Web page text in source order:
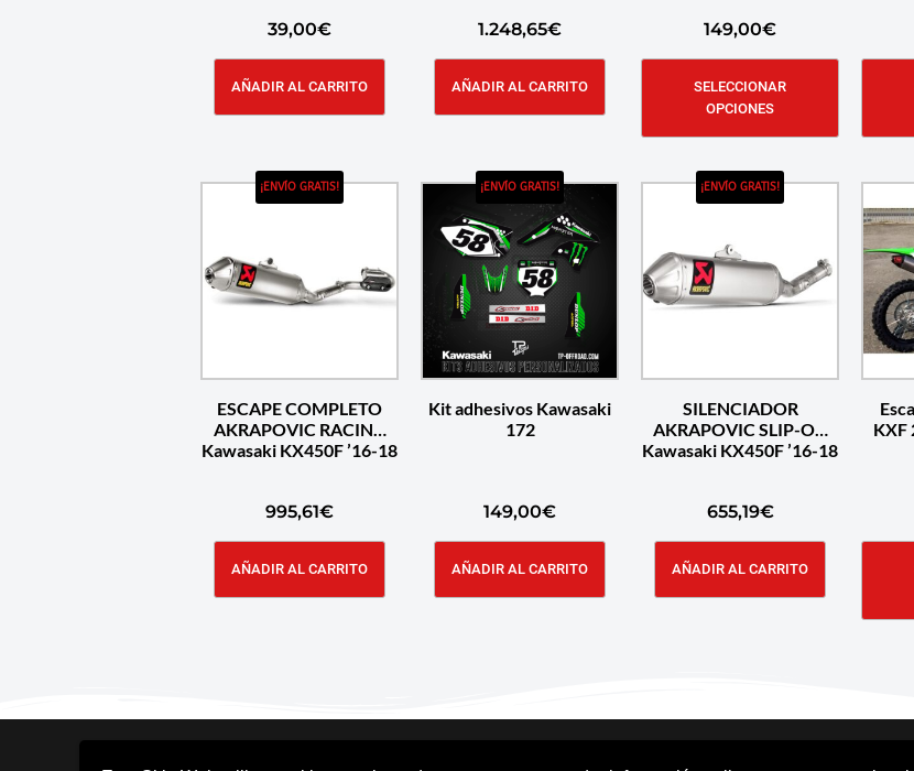
39,00€
AÑADIR AL CARRITO
1.248,65€
AÑADIR AL CARRITO
149,00€
SELECCIONAR
OPCIONES
¡ENVÍO GRATIS!
ESCAPE COMPLETO
AKRAPOVIC RACING
Kawasaki KX450F ’16-18
995,61€
AÑADIR AL CARRITO
¡ENVÍO GRATIS!
Kit adhesivos Kawasaki
172
149,00€
AÑADIR AL CARRITO
¡ENVÍO GRATIS!
SILENCIADOR
AKRAPOVIC SLIP-ON
Kawasaki KX450F ’16-18
655,19€
AÑADIR AL CARRITO
KXF